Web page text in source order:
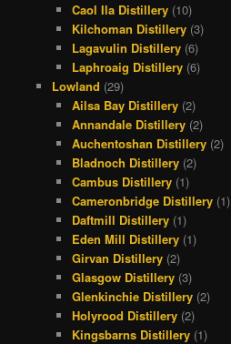
Caol Ila Distillery (10)
Kilchoman Distillery (3)
Lagavulin Distillery (6)
Laphroaig Distillery (6)
Lowland (29)
Ailsa Bay Distillery (2)
Annandale Distillery (2)
Auchentoshan Distillery (2)
Bladnoch Distillery (2)
Cambus Distillery (1)
Cameronbridge Distillery (1)
Daftmill Distillery (1)
Eden Mill Distillery (1)
Girvan Distillery (2)
Glasgow Distillery (3)
Glenkinchie Distillery (2)
Holyrood Distillery (2)
Kingsbarns Distillery (1)